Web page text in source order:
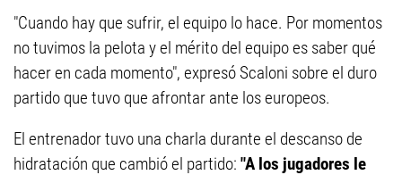
"Cuando hay que sufrir, el equipo lo hace. Por momentos
no tuvimos la pelota y el mérito del equipo es saber qué
hacer en cada momento", expresó Scaloni sobre el duro
partido que tuvo que afrontar ante los europeos.
El entrenador tuvo una charla durante el descanso de
hidratación que cambió el partido: "A los jugadores le